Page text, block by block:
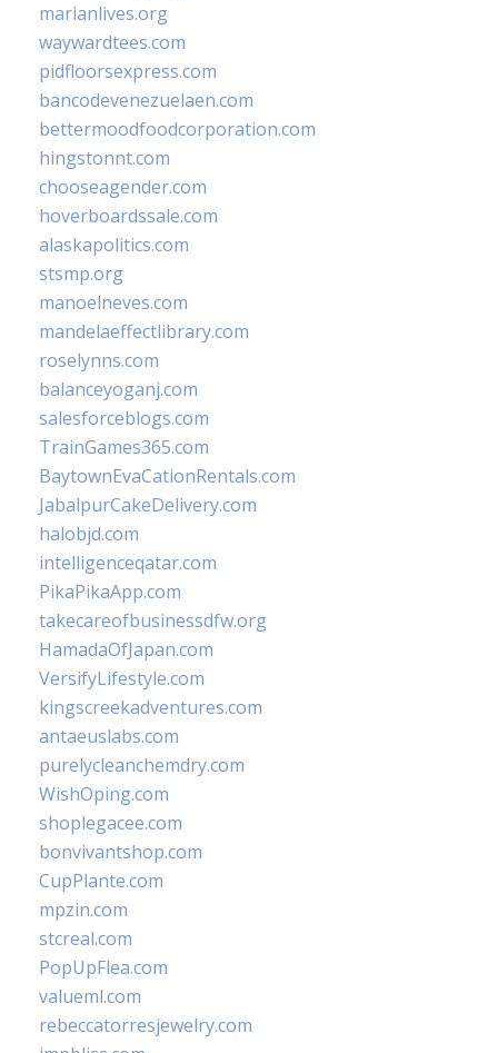
marianlives.org
waywardtees.com
pidfloorsexpress.com
bancodevenezuelaen.com
bettermoodfoodcorporation.com
hingstonnt.com
chooseagender.com
hoverboardssale.com
alaskapolitics.com
stsmp.org
manoelneves.com
mandelaeffectlibrary.com
roselynns.com
balanceyoganj.com
salesforceblogs.com
TrainGames365.com
BaytownEvaCationRentals.com
JabalpurCakeDelivery.com
halobjd.com
intelligenceqatar.com
PikaPikaApp.com
takecareofbusinessdfw.org
HamadaOfJapan.com
VersifyLifestyle.com
kingscreekadventures.com
antaeuslabs.com
purelycleanchemdry.com
WishOping.com
shoplegacee.com
bonvivantshop.com
CupPlante.com
mpzin.com
stcreal.com
PopUpFlea.com
valueml.com
rebeccatorresjewelry.com